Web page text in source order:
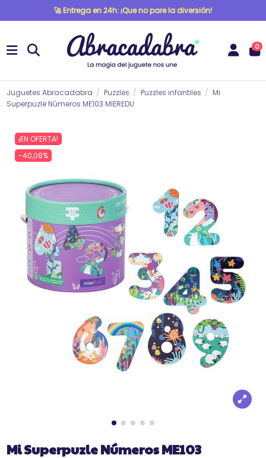
🚀 Entrega en 24h: ¡Que no pare la diversión!
0
Juguetes Abracadabra Puzzles Puzzles infantiles
Mi
Superpuzle Números ME103 MIEREDU
¡EN OFERTA!
-40,08%
Mi Superpuzle Números ME103